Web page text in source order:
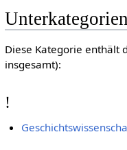
Unterkategorien
Diese Kategorie enthält
insgesamt):
!